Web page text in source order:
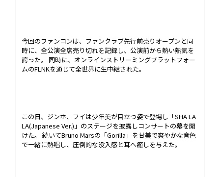
今回のファンコンは、ファンクラブ先行前売りオープンと同
時に、全公演全席売り切れを記録し、公演前から熱い熱気を
誇った。 同時に、オンラインストリーミングプラットフォー
ムのFLNKを通じて全世界に生中継された。
この日、ジンホ、フイは少年美が目立つ姿で登場し「SHA LA
LA(Japanese Ver.)」のステージを披露しコンサートの幕を開
けた。 続いてBruno Marsの「Gorilla」を甘美で爽やかな音色
で一緒に熱唱し、圧倒的な没入感と耳へ癒しを与えた。